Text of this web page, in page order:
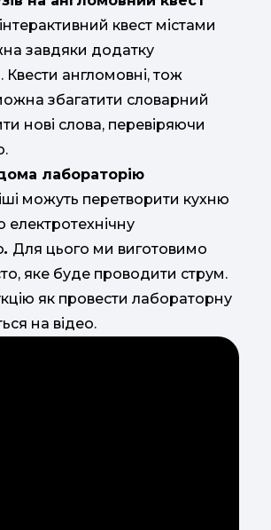
квест містами
завдяки додатку
. Квести англомовні, тож
збагатити словарний
нові слова, перевіряючи
лабораторію
можуть перетворити кухню
. Для цього ми виготовимо
яке буде проводити струм.
як провести лабораторну
на відео.